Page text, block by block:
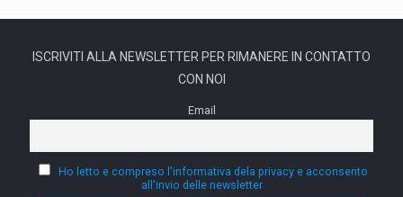
ISCRIVITI ALLA NEWSLETTER PER RIMANERE IN CONTATTO
CON NOI
Email
Ho letto e compreso l'informativa dela privacy e acconsento
all'invio delle newsletter